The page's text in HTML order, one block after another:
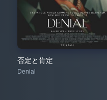
否定と肯定
Denial